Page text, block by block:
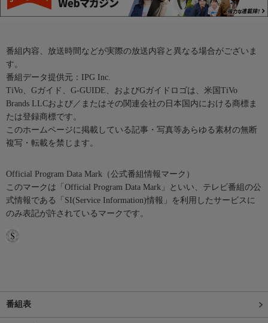
番組内容、放送時間などが実際の放送内容と異なる場合がございま
す。
番組データ提供元：IPG Inc.
TiVo、Gガイド、G-GUIDE、およびGガイドロゴは、米国TiVo
Brands LLCおよび／またはその関連会社の日本国内における商標ま
たは登録商標です。
このホームページに掲載している記事・写真等あらゆる素材の無断
複写・転載を禁じます。
Official Program Data Mark（公式番組情報マーク）
このマークは「Official Program Data Mark」といい、テレビ番組の公
式情報である「SI(Service Information)情報」を利用したサービスに
のみ表記が許されているマークです。
番組表